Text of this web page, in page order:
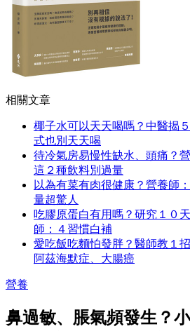
相關文章
椰子水可以天天喝嗎？中醫揭
式也別天天喝
待冷氣房易慢性缺水、頭痛？
這２種飲料別過量
以為有菜有肉很健康？營養師
量超驚人
吃膠原蛋白有用嗎？研究１０
師：４習慣白補
愛吃飯吃麵怕發胖？醫師教１
阿茲海默症、大腸癌
營養
鼻過敏、脹氣頻發生？